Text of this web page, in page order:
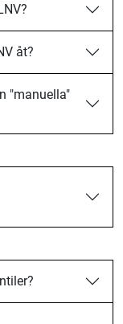
åt?
"manuella"